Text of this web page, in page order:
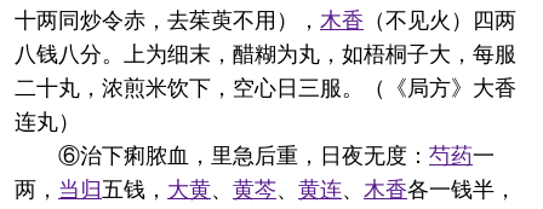
十两同炒令赤，去茱萸不用）， 木香 （不见火）四两
八钱八分。上为细末，醋糊为丸，如梧桐子大，每服
二十丸，浓煎米饮下，空心日三服。（《局方》大香
连丸）
⑥治下痢脓血，里急后重，日夜无度： 芍药一
两， 当归五钱， 大黄、 黄芩、 黄连、 木香各一钱半，